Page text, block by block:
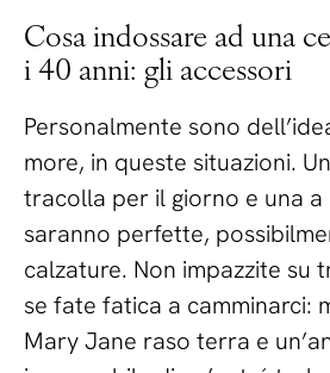
Cosa indossare ad una
i 40 anni: gli accessori
Personalmente sono
more, in queste situazioni.
tracolla per il giorno e una
saranno perfette,
calzature. Non impazzite su
se fate fatica a camminarci:
Mary Jane raso terra e